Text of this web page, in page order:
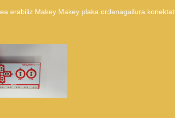
erabiliz Makey Makey plaka ordenagailura